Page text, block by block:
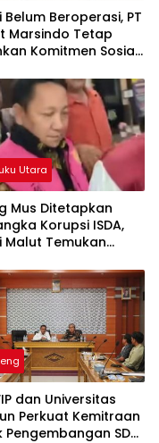
Belum Beroperasi, PT
Marsindo Tetap
Komitmen Sosial
Utara
Mus Ditetapkan
Korupsi ISDA,
Malut Temukan
dan Universitas
Perkuat Kemitraan
Pengembangan SDM